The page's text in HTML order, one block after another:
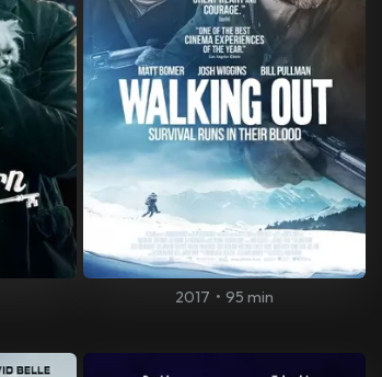
2017 • 95 min